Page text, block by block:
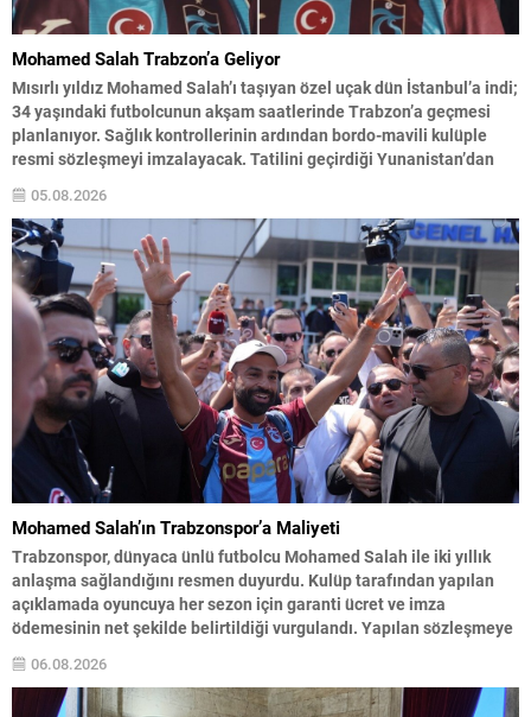
Mohamed Salah Trabzon’a Geliyor
Mısırlı yıldız Mohamed Salah’ı taşıyan özel uçak dün İstanbul’a indi;
34 yaşındaki futbolcunun akşam saatlerinde Trabzon’a geçmesi
planlanıyor. Sağlık kontrollerinin ardından bordo-mavili kulüple
resmi sözleşmeyi imzalayacak. Tatilini geçirdiği Yunanistan’dan
verdi ve kulübün sosyal medya hesabından taraftarlara seslendi:
“Trabzon hazır mısın? Çok yakında...
05.08.2026
Mohamed Salah’ın Trabzonspor’a Maliyeti
Trabzonspor, dünyaca ünlü futbolcu Mohamed Salah ile iki yıllık
anlaşma sağlandığını resmen duyurdu. Kulüp tarafından yapılan
açıklamada oyuncuya her sezon için garanti ücret ve imza
ödemesinin net şekilde belirtildiği vurgulandı. Yapılan sözleşmeye
göre, Salah’a her bir futbol sezonu için 10.000.000 EUR yıllık ücret
ve 7.000.000 EUR imza ücreti olmak üzere...
06.08.2026